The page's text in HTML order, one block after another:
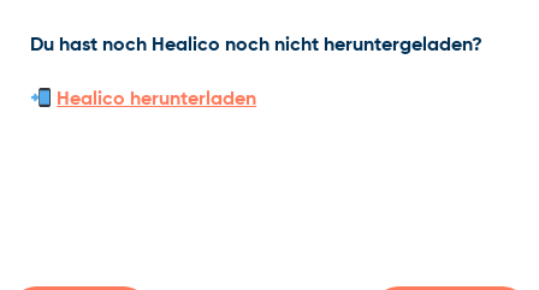
Du hast noch Healico noch nicht heruntergeladen?
Healico herunterladen